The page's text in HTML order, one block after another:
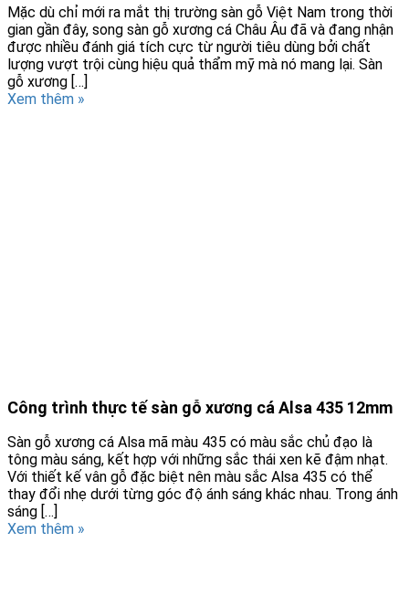
Mặc dù chỉ mới ra mắt thị trường sàn gỗ Việt Nam trong thời
gian gần đây, song sàn gỗ xương cá Châu Âu đã và đang nhận
được nhiều đánh giá tích cực từ người tiêu dùng bởi chất
lượng vượt trội cùng hiệu quả thẩm mỹ mà nó mang lại. Sàn
gỗ xương […]
Xem thêm »
Công trình thực tế sàn gỗ xương cá Alsa 435 12mm
Sàn gỗ xương cá Alsa mã màu 435 có màu sắc chủ đạo là
tông màu sáng, kết hợp với những sắc thái xen kẽ đậm nhạt.
Với thiết kế vân gỗ đặc biệt nên màu sắc Alsa 435 có thể
thay đổi nhẹ dưới từng góc độ ánh sáng khác nhau. Trong ánh
sáng […]
Xem thêm »